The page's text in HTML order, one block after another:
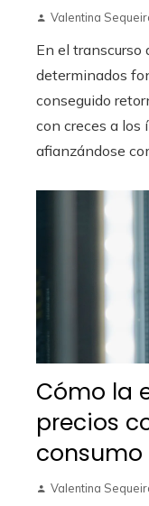
Valentina
En el transcurso
determinados
conseguido
con creces a los
afianzándose
Cómo la
precios
Valentina